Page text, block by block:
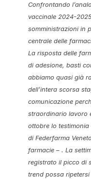
Confrontando
vaccinale 2024-
somministrazioni in
centrale delle
La risposta delle
di adesione, basti
abbiamo quasi già
dell’intera scorsa
comunicazione
straordinario lavoro
ottobre lo testimonia
di Federfarma
farmacie – . La
registrato il picco di
trend possa